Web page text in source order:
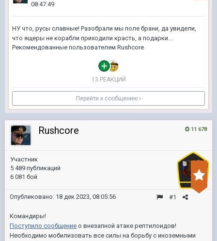
08:47:49
НУ что, русы славные! Разобрали мы поле брани, да увидели,
что ящеры не корабли приходили красть, а подарки...
Рекомендованные пользователем Rushcore
13 РЕАКЦИЙ
Перейти к сообщению
11 678
Rushcore
Участник
5 489 публикаций
6 081 бой
#1
Опубликовано: 18 дек 2023, 08:05:56
Командиры!
Поступило сообщение о внезапной атаке рептилоидов!
Необходимо мобилизовать все силы на борьбу с иноземными